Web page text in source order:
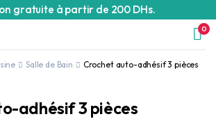
gratuite à partir de 200 DHs.
0
Salle de Bain Crochet auto-adhésif 3 pièces
adhésif 3 pièces